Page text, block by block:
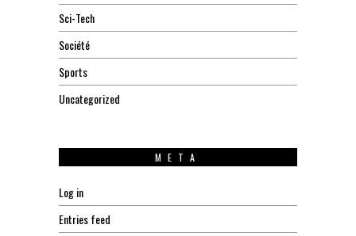
Sci-Tech
Société
Sports
Uncategorized
META
Log in
Entries feed